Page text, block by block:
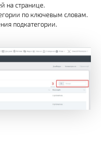
на странице.
по ключевым словам.
подкатегории.